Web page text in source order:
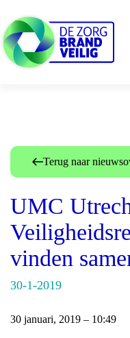
naar
de
inhoud
Terug naar
UMC
vinden
30-1-2019
30 januari, 2019 – 10:49